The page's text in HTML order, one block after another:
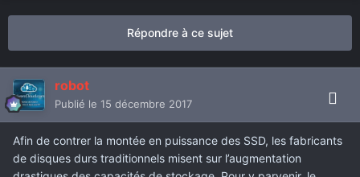
Répondre à ce sujet
robot
Publié le 15 décembre 2017
Afin de contrer la montée en puissance des SSD, les fabricants
de disques durs traditionnels misent sur l’augmentation